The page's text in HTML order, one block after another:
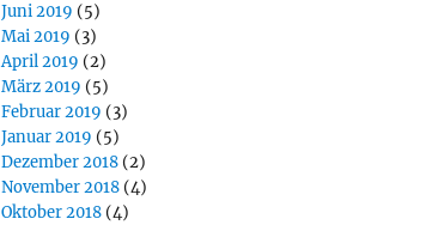
Juni 2019 (5)
Mai 2019 (3)
April 2019 (2)
März 2019 (5)
Februar 2019 (3)
Januar 2019 (5)
Dezember 2018 (2)
November 2018 (4)
Oktober 2018 (4)